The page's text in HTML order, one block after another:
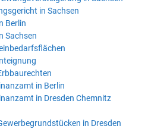
in Sachsen
Berlin
Sachsen
in Berlin
in Dresden Chemnitz
in Dresden